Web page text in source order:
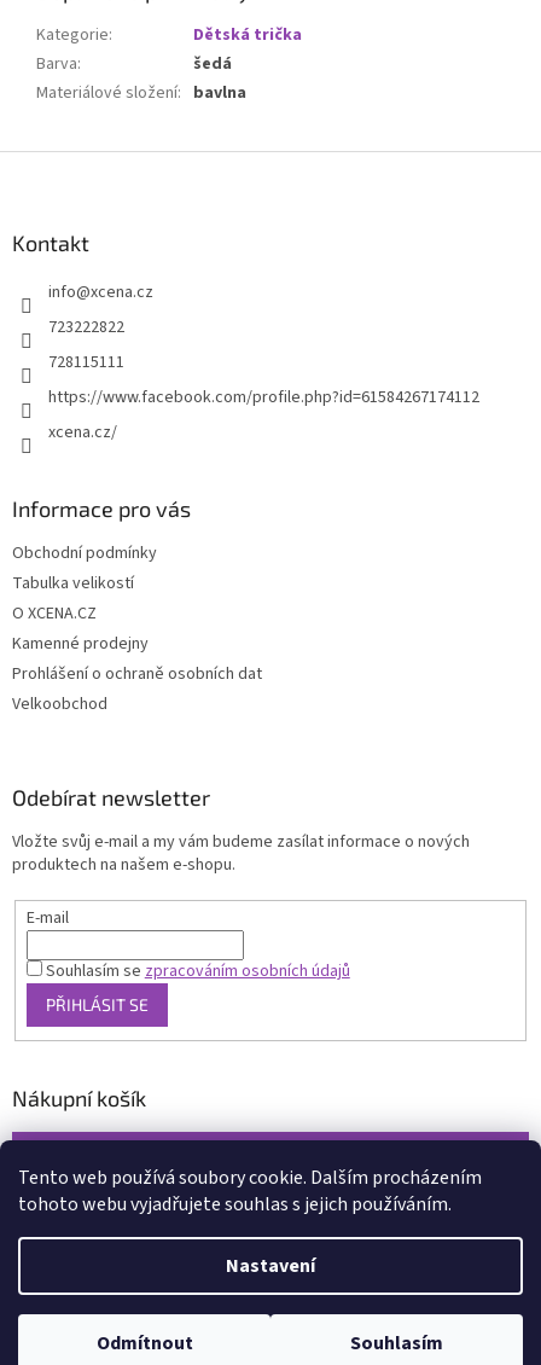
Tento web používá soubory cookie. Dalším procházením
tohoto webu vyjadřujete souhlas s jejich používáním.
Nastavení
Odmítnout Souhlasím
Kategorie:
Dětská trička
Barva:
šedá
Materiálové složení: bavlna
Kontakt
info@xcena.cz
723222822
728115111
https://www.facebook.com/profile.php?id=61584267174112
xcena.cz/
Informace pro vás
Obchodní podmínky
Tabulka velikostí
O XCENA.CZ
Kamenné prodejny
Prohlášení o ochraně osobních dat
Velkoobchod
Odebírat newsletter
Vložte svůj e-mail a my vám budeme zasílat informace o nových
produktech na našem e-shopu.
E-mail
Souhlasím sezpracováním osobních údajů
PŘIHLÁSIT SE
Nákupní košík
Vytvořil Shoptet
Copyright 2026www.xcena.cz. Všechna práva vyhrazena.Upravit